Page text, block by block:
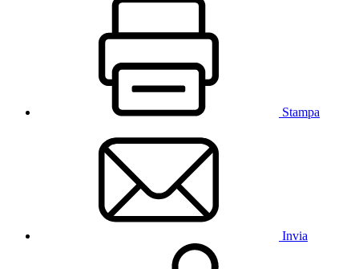
Stampa
Invia